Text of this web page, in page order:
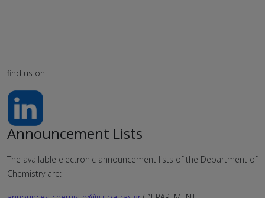
find us on
Announcement Lists
The available electronic announcement lists of the Department of
Chemistry are: